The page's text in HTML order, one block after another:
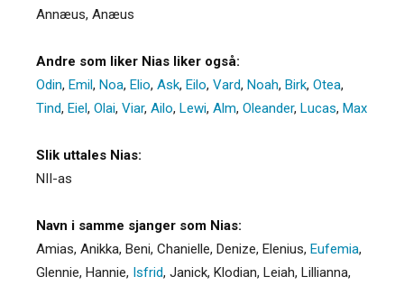
Annæus, Anæus
Andre som liker Nias liker også:
Odin, Emil, Noa, Elio, Ask, Eilo, Vard, Noah, Birk, Otea,
Tind, Eiel, Olai, Viar, Ailo, Lewi, Alm, Oleander, Lucas, Max
Slik uttales Nias:
NII-as
Navn i samme sjanger som Nias:
Amias, Anikka, Beni, Chanielle, Denize, Elenius, Eufemia,
Glennie, Hannie, Isfrid, Janick, Klodian, Leiah, Lillianna,